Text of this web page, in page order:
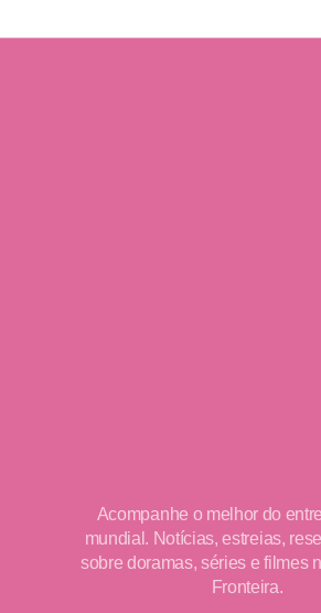
Acompanhe o melhor do
mundial. Notícias, estreias,
sobre doramas, séries e filmes
Fronteira.